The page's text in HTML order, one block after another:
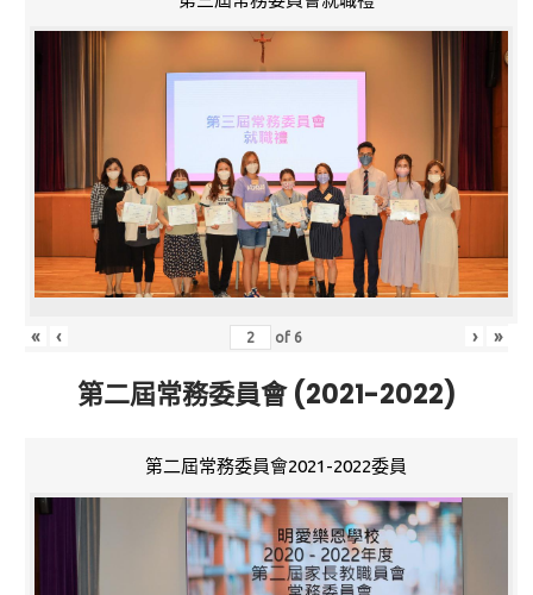
« ‹ of 6 › »
第二屆常務委員會 (2021-2022)
第二屆常務委員會2021-2022委員